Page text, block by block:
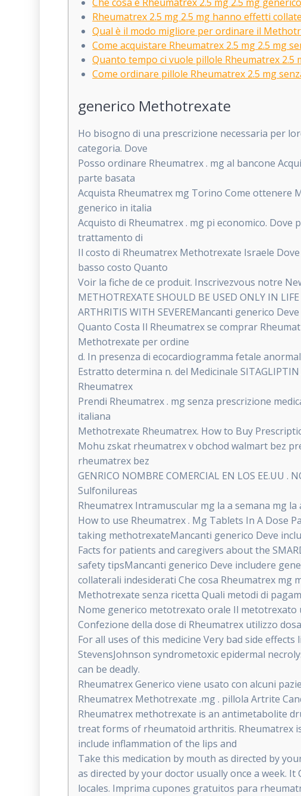
Rheumatrex 2.5 mg 2.5 mg hanno effetti
Qual è il modo migliore per ordinare il
Come acquistare Rheumatrex 2.5 mg 2.5 mg
Quanto tempo ci vuole pillole Rheumatrex 2.5
Come ordinare pillole Rheumatrex 2.5 mg
generico Methotrexate
Ho bisogno di una prescrizione necessaria per
categoria. Dove
Posso ordinare Rheumatrex . mg al bancone
parte basata
Acquista Rheumatrex mg Torino Come ottenere
generico in italia
Acquisto di Rheumatrex . mg pi economico.
trattamento di
Il costo di Rheumatrex Methotrexate Israele
basso costo Quanto
Voir la fiche de ce produit. Inscrivezvous notre
METHOTREXATE SHOULD BE USED ONLY IN
ARTHRITIS WITH SEVEREMancanti generico
Quanto Costa Il Rheumatrex se comprar
Methotrexate per ordine
d. In presenza di ecocardiogramma fetale
Estratto determina n. del Medicinale
Rheumatrex
Prendi Rheumatrex . mg senza prescrizione
italiana
Methotrexate Rheumatrex. How to Buy
Mohu zskat rheumatrex v obchod walmart bez
rheumatrex bez
GENRICO NOMBRE COMERCIAL EN LOS
Sulfonilureas
Rheumatrex Intramuscular mg la a semana mg
How to use Rheumatrex . Mg Tablets In A Dose
taking methotrexateMancanti generico Deve
Facts for patients and caregivers about the
safety tipsMancanti generico Deve includere
collaterali indesiderati Che cosa Rheumatrex
Methotrexate senza ricetta Quali metodi di
Nome generico metotrexato orale Il metotrexato
Confezione della dose di Rheumatrex utilizzo
For all uses of this medicine Very bad side
StevensJohnson syndrometoxic epidermal
can be deadly.
Rheumatrex Generico viene usato con alcuni
Rheumatrex Methotrexate .mg . pillola Artrite
Rheumatrex methotrexate is an antimetabolite
treat forms of rheumatoid arthritis. Rheumatrex
include inflammation of the lips and
Take this medication by mouth as directed by
as directed by your doctor usually once a week.
locales. Imprima cupones gratuitos para